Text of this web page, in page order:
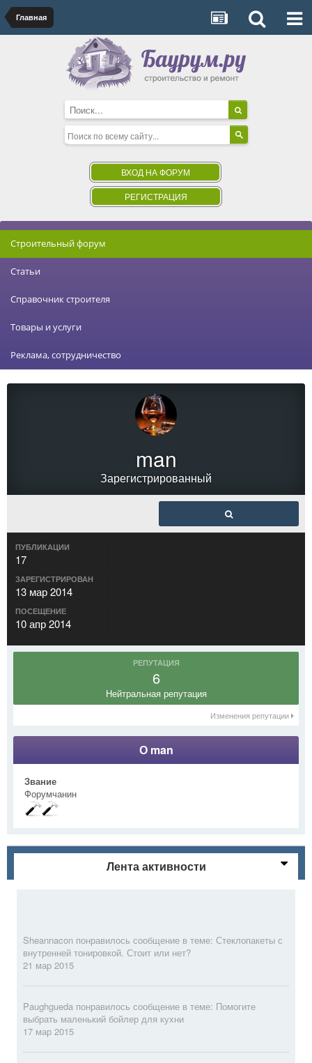
Главная
ВХОД НА ФОРУМ
РЕГИСТРАЦИЯ
Строительный форум
Статьи
Справочник строителя
Товары и услуги
Реклама, сотрудничество
man
Зарегистрированный
ПУБЛИКАЦИИ
17
ЗАРЕГИСТРИРОВАН
13 мар 2014
ПОСЕЩЕНИЕ
10 апр 2014
РЕПУТАЦИЯ
6
Нейтральная репутация
Изменения репутации
О man
Звание
Форумчанин
Лента активности
Sheannacon понравилось сообщение в теме: Стеклопакеты с
внутренней тонировкой. Стоит или нет?
21 мар 2015
Paughgueda понравилось сообщение в теме: Помогите
выбрать маленький бойлер для кухни
17 мар 2015